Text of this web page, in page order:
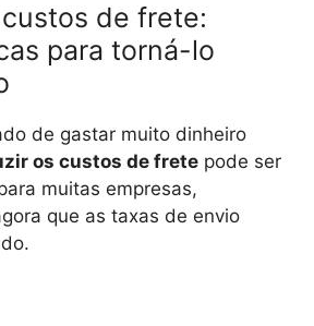
de frete:
para torná-lo
de gastar muito dinheiro
os custos de frete pode ser
muitas empresas,
que as taxas de envio